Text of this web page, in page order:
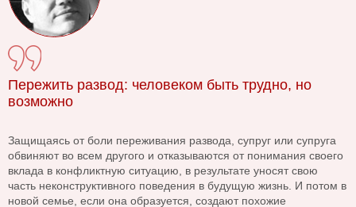
Пережить развод: человеком быть трудно, но
возможно
Защищаясь от боли переживания развода, супруг или супруга
обвиняют во всем другого и отказываются от понимания своего
вклада в конфликтную ситуацию, в результате уносят свою
часть неконструктивного поведения в будущую жизнь. И потом в
новой семье, если она образуется, создают похожие